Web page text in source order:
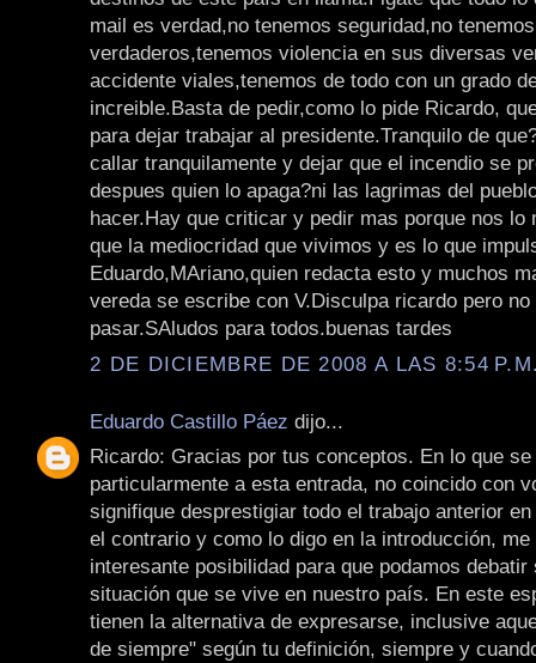
mail es verdad,no tenemos seguridad,no
verdaderos,tenemos violencia en sus diversas
accidente viales,tenemos de todo con un grado
increible.Basta de pedir,como lo pide Ricardo,
para dejar trabajar al presidente.Tranquilo de
callar tranquilamente y dejar que el incendio se
despues quien lo apaga?ni las lagrimas del
hacer.Hay que criticar y pedir mas porque nos lo
que la mediocridad que vivimos y es lo que
Eduardo,MAriano,quien redacta esto y muchos
vereda se escribe con V.Disculpa ricardo pero
pasar.SAludos para todos.buenas tardes
2 DE DICIEMBRE DE 2008 A LAS 8:54
Eduardo Castillo Páez dijo...
Ricardo: Gracias por tus conceptos. En lo que
particularmente a esta entrada, no coincido con
signifique desprestigiar todo el trabajo anterior
el contrario y como lo digo en la introducción, me
interesante posibilidad para que podamos debatir
situación que se vive en nuestro país. En este
tienen la alternativa de expresarse, inclusive
de siempre" según tu definición, siempre y